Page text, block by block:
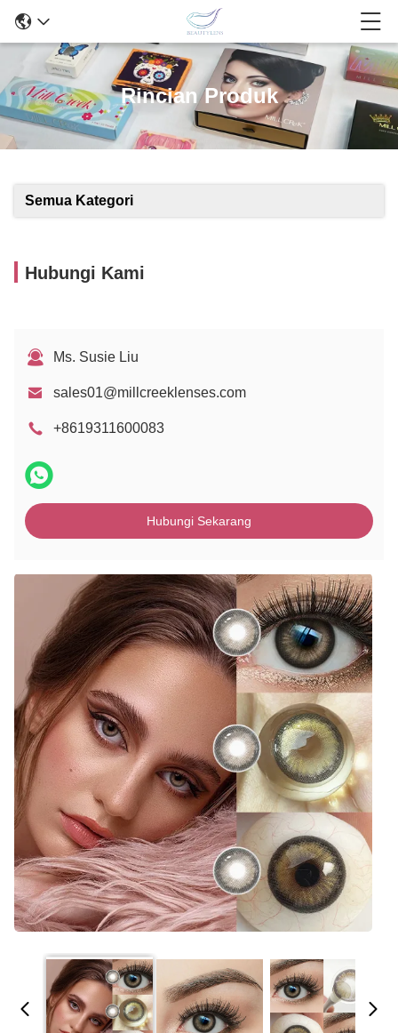
Rincian Produk
Semua Kategori
Hubungi Kami
Ms. Susie Liu
sales01@millcreeklenses.com
+8619311600083
Hubungi Sekarang